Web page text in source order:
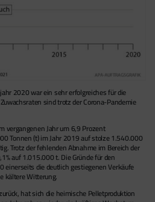
2020 war ein sehr erfolgreiches für die
sind trotz der Corona-Pandemie
vergangenen Jahr um 6,9 Prozent
Tonnen (t) im Jahr 2019 auf stolze 1.540.000
Trotz der fehlenden Abnahme im Bereich der
auf 1.015.000 t. Die Gründe für den
die deutlich gestiegenen Verkäufe
kältere Witterung.
hat sich die heimische Pelletproduktion